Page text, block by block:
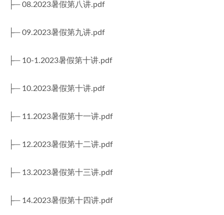
├─ 08.2023暑假第八讲.pdf
├─ 09.2023暑假第九讲.pdf
├─ 10-1.2023暑假第十讲.pdf
├─ 10.2023暑假第十讲.pdf
├─ 11.2023暑假第十一讲.pdf
├─ 12.2023暑假第十二讲.pdf
├─ 13.2023暑假第十三讲.pdf
├─ 14.2023暑假第十四讲.pdf